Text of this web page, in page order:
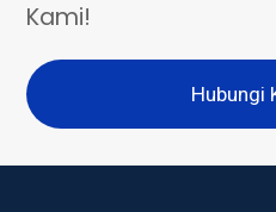
Kami!
Hubungi